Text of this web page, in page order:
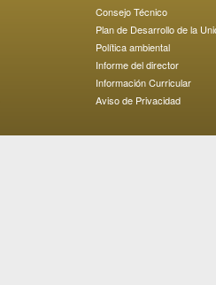
Consejo Técnico
Plan de Desarrollo de la
Política ambiental
Informe del director
Información Curricular
Aviso de Privacidad